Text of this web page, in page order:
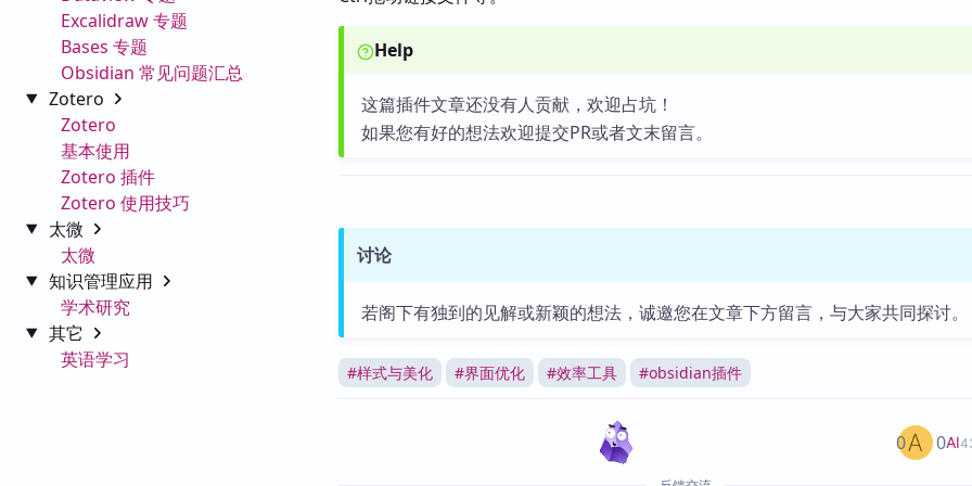
Excalidraw 专题
Bases 专题
Obsidian 常见问题汇总
Zotero
Zotero
基本使用
Zotero 插件
Zotero 使用技巧
太微
太微
知识管理应用
学术研究
其它
英语学习
Help
这篇插件文章还没有人贡献，欢迎占坑！
如果您有好的想法欢迎提交PR或者文末留言。
讨论
若阁下有独到的见解或新颖的想法，诚邀您在文章下方留言，与大家共同探讨。
#样式与美化 #界面优化 #效率工具 #obsidian插件
AI
0 0